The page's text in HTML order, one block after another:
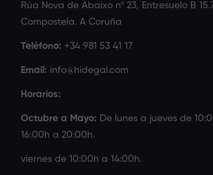
Rúa Nova de Abaixo nº 23, Entresuelo B
Compostela. A Coruña
Teléfono: +34 981 53 41 17
Email: info@hidegal.com
Horarios:
Octubre a Mayo: De lunes a jueves de
16:00h a 20:00h.
viernes de 10:00h a 14:00h.